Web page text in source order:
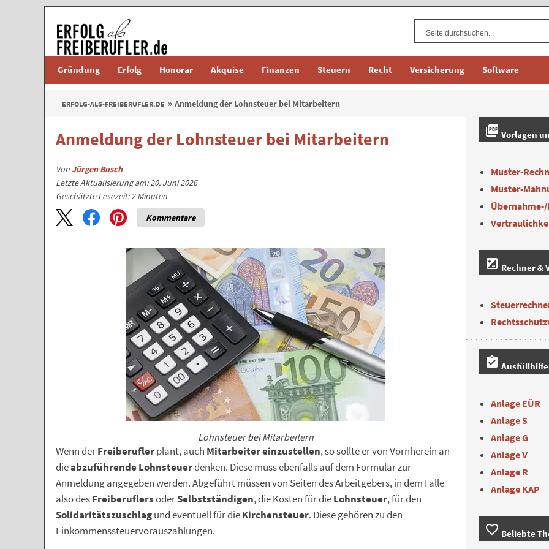
Gründung Erfolg Honorar Akquise Finanzen Steuern Recht Versicherung Software
ERFOLG-ALS-FREIBERUFLER.DE Anmeldung der Lohnsteuer bei Mitarbeitern
Anmeldung der Lohnsteuer bei Mitarbeitern
VonJürgen Busch
Letzte Aktualisierung am: 20. Juni 2026
Geschätzte Lesezeit:2 Minuten
Kommentare
Lohnsteuer bei Mitarbeitern
Wenn derFreiberuflerplant, auch Mitarbeiter einzustellen, so sollte er von Vornherein an
dieabzuführende Lohnsteuerdenken. Diese muss ebenfalls auf dem Formular zur
Anmeldung angegeben werden. Abgeführt müssen von Seiten des Arbeitgebers, in dem Falle
also desFreiberuflersoderSelbstständigen, die Kosten für dieLohnsteuer, für den
Solidaritätszuschlagund eventuell für dieKirchensteuer. Diese gehören zu den
Einkommenssteuervorauszahlungen.
picture_as_pdf Vorlagen
Muster-
Muster-
iso Rechner &
assignment_turned_in
Anlage EÜR
Anlage S
Anlage G
Anlage V
Anlage R
Anlage KAP
favorite_border Beliebte